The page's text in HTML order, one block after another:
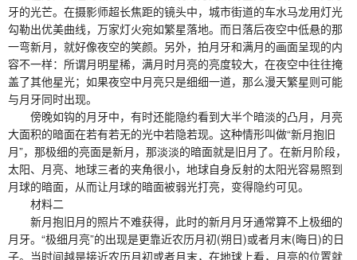
牙的光芒。在摄影师超长焦距的镜头中，城市街道的车水马龙用灯光
勾勒出优美曲线，万家灯火宛如繁星落地。而日落后夜空中低悬的那
一弯新月，就好像夜空的笑颜。另外，拍月牙和满月的画面呈现的内
容不一样：所谓月明星稀，满月时月亮的亮度较大，在夜空中往往掩
盖了其他星光；如果夜空中月亮只是细细一道，那么漫天繁星则可能
与月牙同时出现。
傍晚如钩的月牙中，有时还能隐约看到大半个暗淡的凸月，月亮
大面积的暗面在若有若无的光中若隐若现。这种情形叫做“新月抱旧
月”，那极细的亮面是新月，那淡淡的暗面就是旧月了。在新月阶段，
太阳、月亮、地球三者的夹角很小，地球自身反射的太阳光容易照到
月球的暗面，从而让月球的暗面被弱光打亮，变得隐约可见。
材料二
新月抱旧月的照片不难获得，此时的新月月牙通常算不上极细的
月牙。“极细月亮”的出现是更靠近农历月初(朔日)或者月末(晦日)的日
子。当时间越是接近农历月初或者月末，在地球上看，月亮的位置就